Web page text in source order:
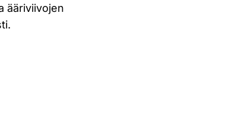
ääriviivojen